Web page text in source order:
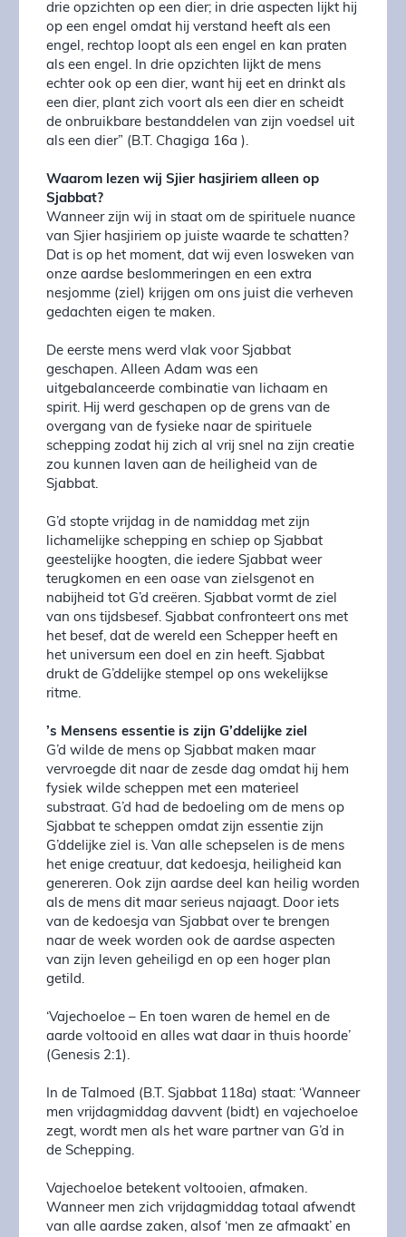
drie opzichten op een dier; in drie aspecten lijkt hij
op een engel omdat hij verstand heeft als een
engel, rechtop loopt als een engel en kan praten
als een engel. In drie opzichten lijkt de mens
echter ook op een dier, want hij eet en drinkt als
een dier, plant zich voort als een dier en scheidt
de onbruikbare bestanddelen van zijn voedsel uit
als een dier” (B.T. Chagiga 16a ).
Waarom lezen wij Sjier hasjiriem alleen op
Sjabbat?
Wanneer zijn wij in staat om de spirituele nuance
van Sjier hasjiriem op juiste waarde te schatten?
Dat is op het moment, dat wij even losweken van
onze aardse beslommeringen en een extra
nesjomme (ziel) krijgen om ons juist die verheven
gedachten eigen te maken.
De eerste mens werd vlak voor Sjabbat
geschapen. Alleen Adam was een
uitgebalanceerde combinatie van lichaam en
spirit. Hij werd geschapen op de grens van de
overgang van de fysieke naar de spirituele
schepping zodat hij zich al vrij snel na zijn creatie
zou kunnen laven aan de heiligheid van de
Sjabbat.
G’d stopte vrijdag in de namiddag met zijn
lichamelijke schepping en schiep op Sjabbat
geestelijke hoogten, die iedere Sjabbat weer
terugkomen en een oase van zielsgenot en
nabijheid tot G’d creëren. Sjabbat vormt de ziel
van ons tijdsbesef. Sjabbat confronteert ons met
het besef, dat de wereld een Schepper heeft en
het universum een doel en zin heeft. Sjabbat
drukt de G’ddelijke stempel op ons wekelijkse
ritme.
’s Mensens essentie is zijn G’ddelijke ziel
G’d wilde de mens op Sjabbat maken maar
vervroegde dit naar de zesde dag omdat hij hem
fysiek wilde scheppen met een materieel
substraat. G’d had de bedoeling om de mens op
Sjabbat te scheppen omdat zijn essentie zijn
G’ddelijke ziel is. Van alle schepselen is de mens
het enige creatuur, dat kedoesja, heiligheid kan
genereren. Ook zijn aardse deel kan heilig worden
als de mens dit maar serieus najaagt. Door iets
van de kedoesja van Sjabbat over te brengen
naar de week worden ook de aardse aspecten
van zijn leven geheiligd en op een hoger plan
getild.
‘Vajechoeloe – En toen waren de hemel en de
aarde voltooid en alles wat daar in thuis hoorde’
(Genesis 2:1).
In de Talmoed (B.T. Sjabbat 118a) staat: ‘Wanneer
men vrijdagmiddag davvent (bidt) en vajechoeloe
zegt, wordt men als het ware partner van G’d in
de Schepping.
Vajechoeloe betekent voltooien, afmaken.
Wanneer men zich vrijdagmiddag totaal afwendt
van alle aardse zaken, alsof ‘men ze afmaakt’ en